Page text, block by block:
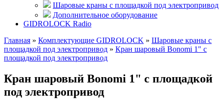
Шаровые краны с площадкой под электропривод
Дополнительное оборудование
GIDROLOCK Radio
Главная » Комплектующие GIDROLOCK » Шаровые краны с
площадкой под электропривод » Кран шаровый Bonomi 1" с
площадкой под электропривод
Кран шаровый Bonomi 1" с площадкой
под электропривод